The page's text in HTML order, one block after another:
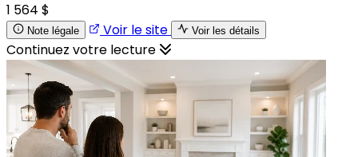
1 564 $
Note légale Voir le site Voir les détails
Continuez votre lecture